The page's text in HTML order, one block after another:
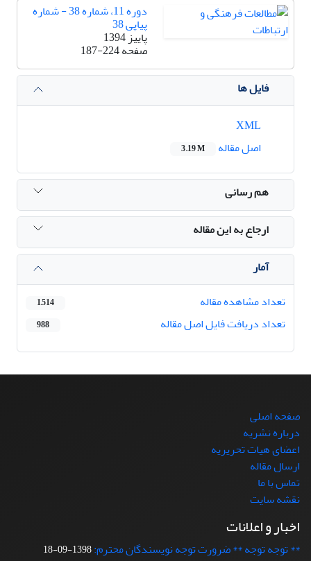
دوره 11، شماره 38 - شماره
پیاپی 38
پاییز 1394
صفحه187-224
فایل ها
اصل مقاله
3.19 M
هم رسانی
ارجاع به این مقاله
آمار
تعداد مشاهده مقاله
1,514
تعداد دریافت فایل اصل مقاله 988
صفحه اصلی
درباره نشریه
اعضای هیات تحریریه
ارسال مقاله
تماس با ما
نقشه سایت
اخبار و اعلانات
** توجه توجه ** ضرورت توجه نویسندگان محترم:1398-09-18